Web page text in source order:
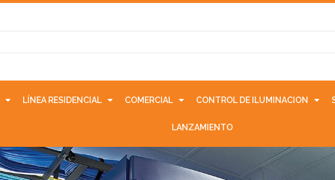
LÍNEA RESIDENCIAL COMERCIAL CONTROL DE ILUMINACION
LANZAMIENTO